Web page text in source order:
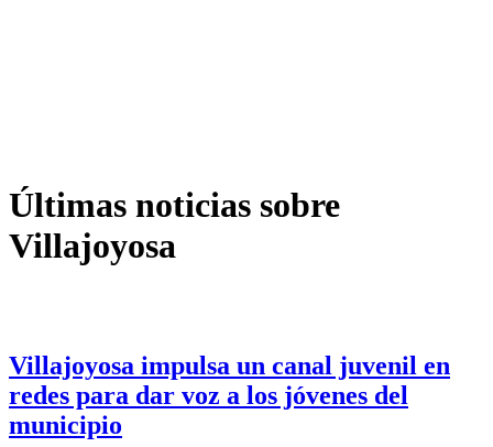
Últimas noticias sobre
Villajoyosa
Villajoyosa impulsa un canal juvenil en
redes para dar voz a los jóvenes del
municipio